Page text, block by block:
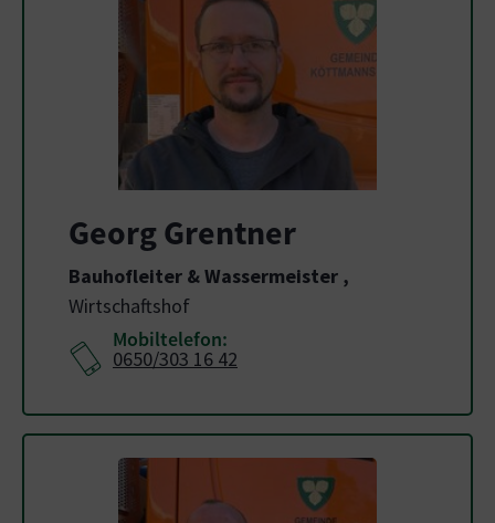
Georg Grentner
Bauhofleiter & Wassermeister ,
Wirtschaftshof
Mobiltelefon:
0650/303 16 42